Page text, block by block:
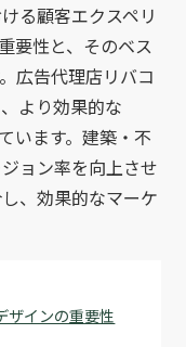
る顧客エクスペリ
要性と、そのベス
広告代理店リバコ
より効果的な
います。建築・不
ョン率を向上させ
、効果的なマーケ
ザインの重要性